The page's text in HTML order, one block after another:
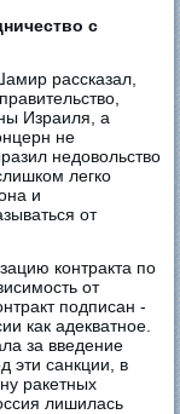
с
рассказал,
Израиля, а
не
недовольство
легко
и
от
контракта по
от
подписан -
как адекватное.
за введение
эти санкции, в
ракетных
лишилась